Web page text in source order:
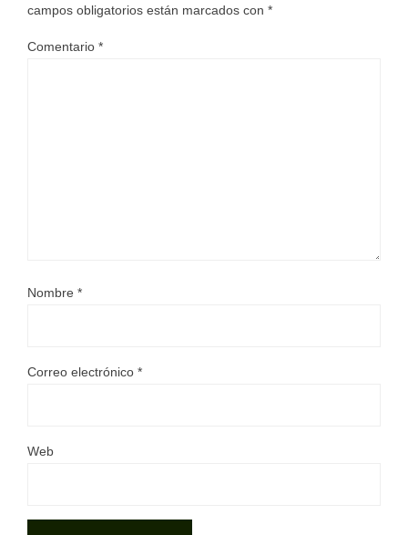
campos obligatorios están marcados con *
Comentario *
Nombre *
Correo electrónico *
Web